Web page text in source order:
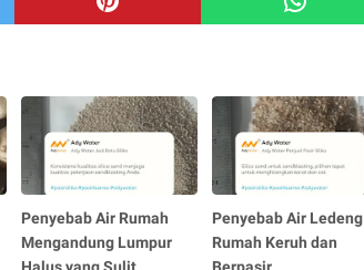
Penyebab Air Rumah
Mengandung Lumpur
Penyebab Air Ledeng
Rumah Keruh dan